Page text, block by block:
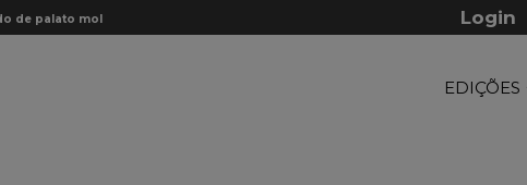
de palato mole:... Osteoma osteoide em mandíbula: relato
Login
EDIÇÕES